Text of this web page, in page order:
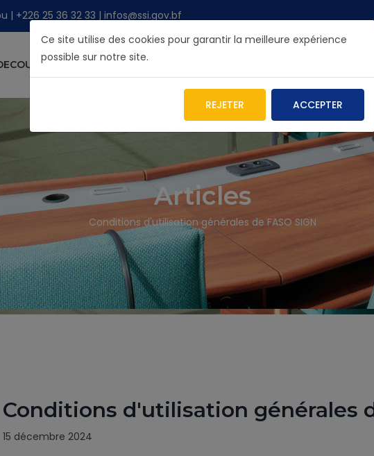
| +226 25 36 32 33 | infos@ssi.gov.bf
L'ANSSI NOS SERVICES
Articles
Conditions d'utilisation générales de FASO SIGN
Conditions d'utilisation générales
15 décembre 2024
Ce site utilise des cookies pour garantir la meilleure expérience
possible sur notre site.
REJETER ACCEPTER